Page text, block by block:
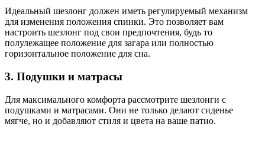
Идеальный шезлонг должен иметь регулируемый механизм
для изменения положения спинки. Это позволяет вам
настроить шезлонг под свои предпочтения, будь то
полулежащее положение для загара или полностью
горизонтальное положение для сна.
3. Подушки и матрасы
Для максимального комфорта рассмотрите шезлонги с
подушками и матрасами. Они не только делают сиденье
мягче, но и добавляют стиля и цвета на ваше патио.